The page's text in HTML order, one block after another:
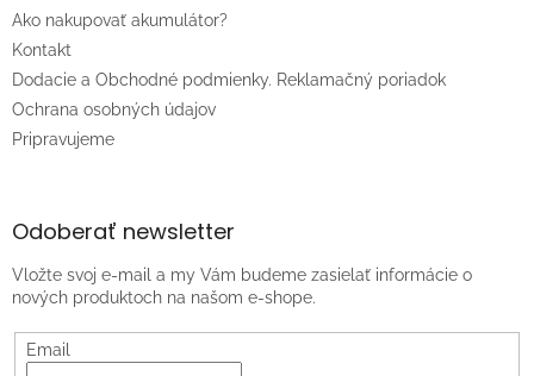
Ako nakupovať akumulátor?
Kontakt
Dodacie a Obchodné podmienky. Reklamačný poriadok
Ochrana osobných údajov
Pripravujeme
Odoberať newsletter
Vložte svoj e-mail a my Vám budeme zasielať informácie o
nových produktoch na našom e-shope.
Email